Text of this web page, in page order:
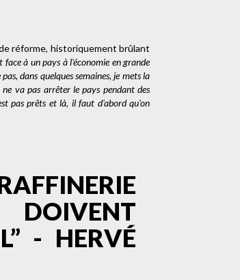
réforme, historiquement brûlant
face à un pays à l'économie en grande
dans quelques semaines, je mets la
va pas arrêter le pays pendant des
pas prêts et là, il faut d'abord qu'on
- HERVÉ